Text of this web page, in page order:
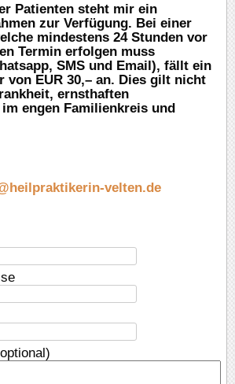
Patienten steht mir ein
zur Verfügung. Bei einer
mindestens 24 Stunden vor
Termin erfolgen muss
SMS und Email), fällt ein
von EUR 30,– an. Dies gilt nicht
ernsthaften
engen Familienkreis und
velten.de